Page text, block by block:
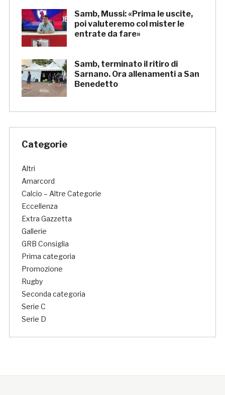
Samb, Mussi: «Prima le uscite,
poi valuteremo col mister le
entrate da fare»
Samb, terminato il ritiro di
Sarnano. Ora allenamenti a San
Benedetto
Categorie
Altri
Amarcord
Calcio – Altre Categorie
Eccellenza
Extra Gazzetta
Gallerie
GRB Consiglia
Prima categoria
Promozione
Rugby
Seconda categoria
Serie C
Serie D